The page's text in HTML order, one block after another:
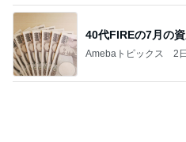
40代FIREの7月の
Amebaトピックス 2